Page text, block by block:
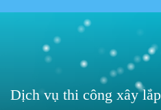
Dịch vụ thi công xây